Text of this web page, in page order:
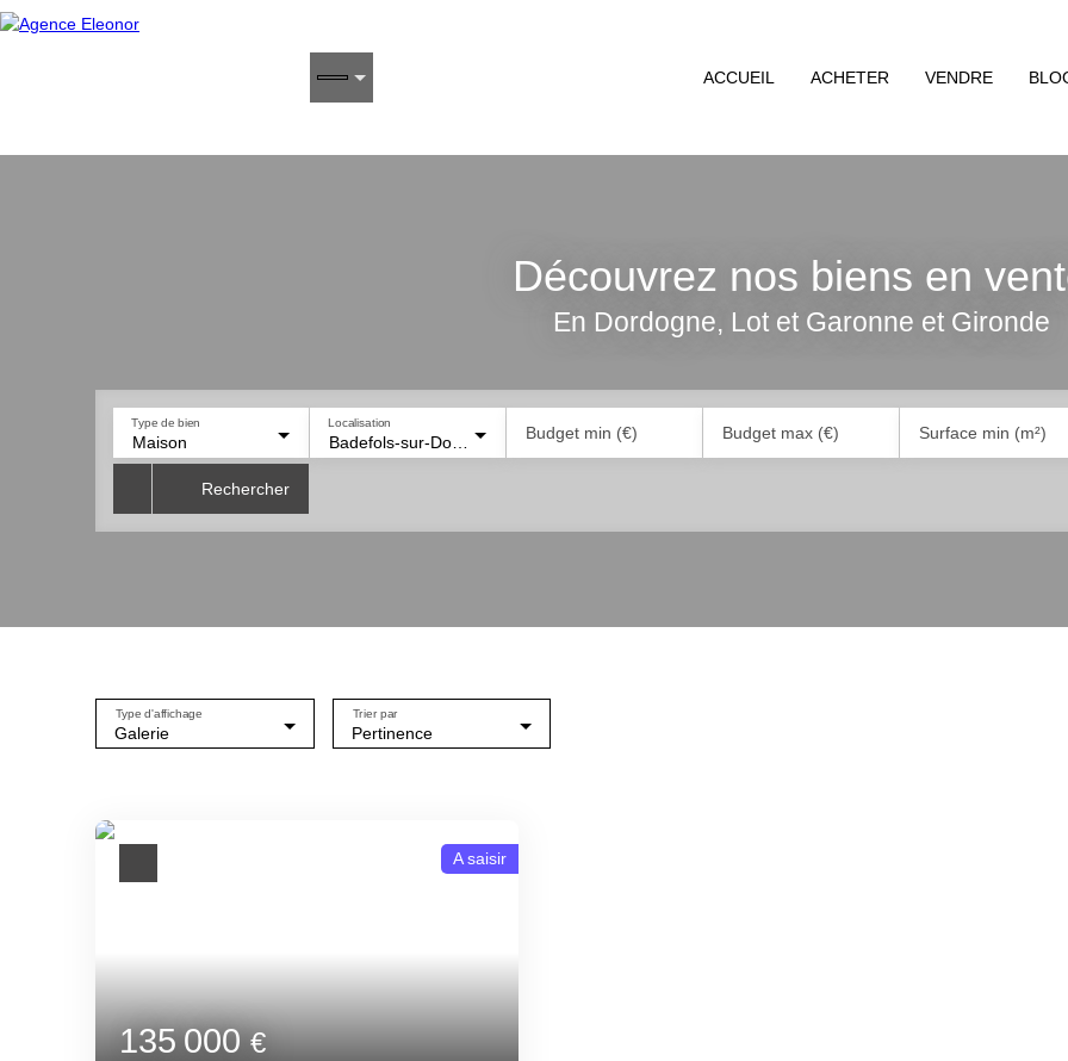
ACCUEIL ACHETER VENDRE
Découvrez nos biens en
En Dordogne, Lot et Garonne et Gironde
Maison
Type de bien Localisation
Budget min (€) Budget max (€) Surface min (m²)
Rechercher
Galerie
Type d'affichage
Pertinence
Trier par
135 000€
A saisir